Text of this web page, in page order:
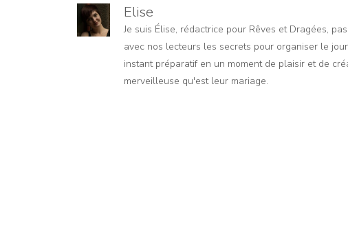
Elise
Je suis Élise, rédactrice pour Rêves et Dragées,
avec nos lecteurs les secrets pour organiser le
instant préparatif en un moment de plaisir et de
merveilleuse qu'est leur mariage.